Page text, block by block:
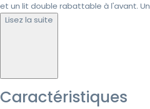
et un lit double rabattable à l'avant. Un
Lisez la suite
Caractéristiques